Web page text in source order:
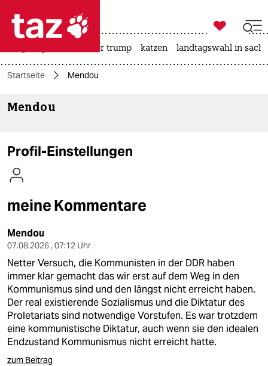
 taz zahl ich
themen
kultur
sport
berlin
nord
wahrheit
verlag

taz zahl ich
usa unter trump katzen landtagswahl in
Startseite Mendou
Mendou
Profil-Einstellungen
meine Kommentare
Mendou
07.08.2026 , 07:12 Uhr
Netter Versuch, die Kommunisten in der DDR haben
immer klar gemacht das wir erst auf dem Weg in den
Kommunismus sind und den längst nicht erreicht haben.
Der real existierende Sozialismus und die Diktatur des
Proletariats sind notwendige Vorstufen. Es war trotzdem
eine kommunistische Diktatur, auch wenn sie den idealen
Endzustand Kommunismus nicht erreicht hatte.
zum Beitrag